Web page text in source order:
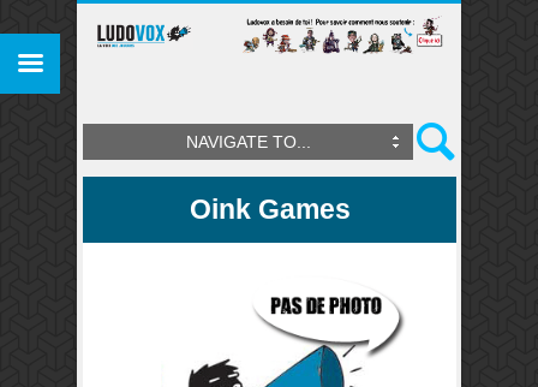
NAVIGATE TO...
Oink Games